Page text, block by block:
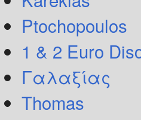
Ptochopoulos
1 & 2 Euro
Γαλαξίας
Thomas